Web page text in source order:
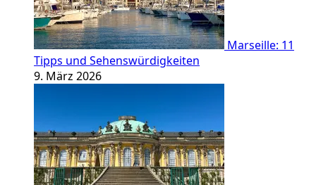
Marseille: 11
Tipps und Sehenswürdigkeiten
9. März 2026